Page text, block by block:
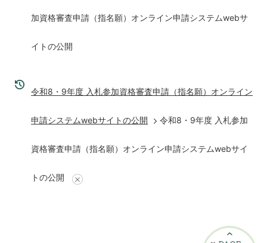
加資格審査申請（指名願）オンライン申請システムwebサ
イトの公開
令和8・9年度 入札参加資格審査申請（指名願）オンライン
申請システムwebサイトの公開 令和8・9年度 入札参加
資格審査申請（指名願）オンライン申請システムwebサイ
トの公開